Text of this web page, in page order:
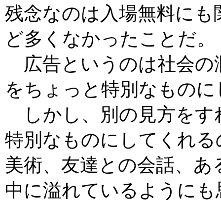
残念なのは入場無料に
ど多くなかったことだ。
広告というのは社会の
をちょっと特別なもの
しかし、別の見方をす
特別なものにしてくれ
美術、友達との会話、
中に溢れているように